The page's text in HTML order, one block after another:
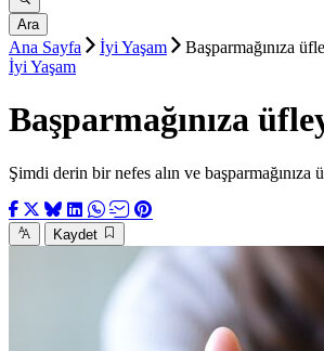
Ara
Ana Sayfa İyi Yaşam
Başparmağınıza
İyi Yaşam
Başparmağınıza
Şimdi derin bir nefes alın ve
Kaydet